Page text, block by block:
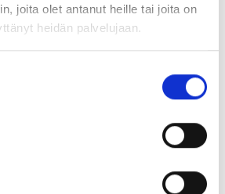
joita olet antanut heille tai joita on
heidän palvelujaan.
tilasta, jossa eri
tilat löytyvät vaivattomasti
kohtaamiset tapahtuvat
hiljaisiin ja aktiivisiin
rauhalliseen tiimityöhön,